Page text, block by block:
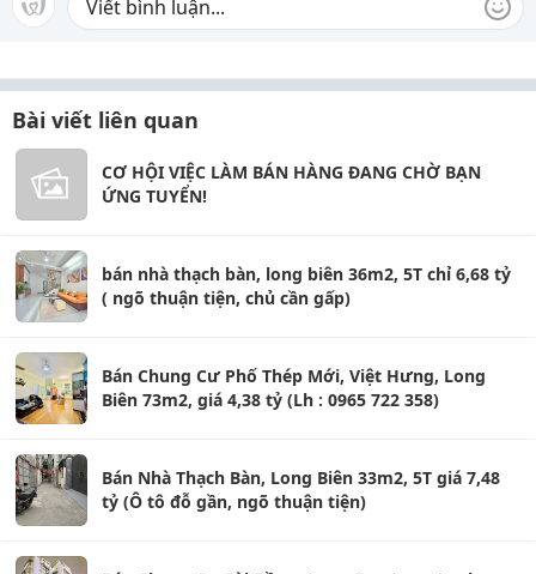
Bài viết liên quan
CƠ HỘI VIỆC LÀM BÁN HÀNG ĐANG CHỜ BẠN
ỨNG TUYỂN!
bán nhà thạch bàn, long biên 36m2, 5T chỉ 6,68 tỷ
( ngõ thuận tiện, chủ cần gấp)
Bán Chung Cư Phố Thép Mới, Việt Hưng, Long
Biên 73m2, giá 4,38 tỷ (Lh : 0965 722 358)
Bán Nhà Thạch Bàn, Long Biên 33m2, 5T giá 7,48
tỷ (Ô tô đỗ gần, ngõ thuận tiện)